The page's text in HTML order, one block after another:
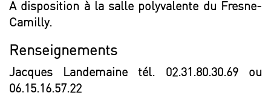
A disposition à la salle polyvalente du Fresne-
Camilly.
Renseignements
Jacques Landemaine tél. 02.31.80.30.69 ou
06.15.16.57.22